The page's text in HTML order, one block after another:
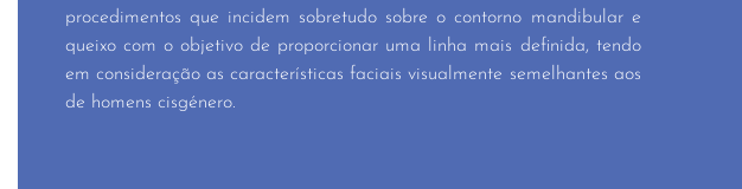
procedimentos que incidem sobretudo sobre o contorno mandibular e
queixo com o objetivo de proporcionar uma linha mais definida, tendo
em consideração as características faciais visualmente semelhantes aos
de homens cisgénero.